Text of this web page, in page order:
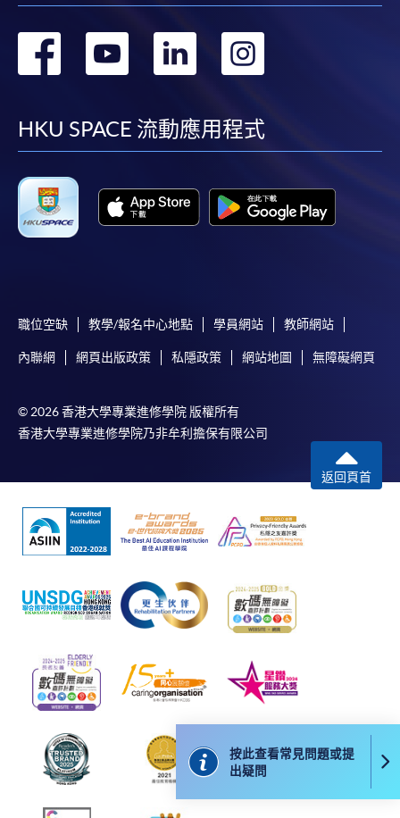
按此查看常見問題或提
出疑問
折
轉
facebook
轉
youtube
轉
linkedin
轉
HKU SPACE 流動應用程式
職位空缺 教學/報名中心地點 學員網站 教師網站
內聯網 網頁出版政策 私隱政策 網站地圖 無障礙網頁
© 2026 香港大學專業進修學院 版權所有
香港大學專業進修學院乃非牟利擔保有限公司
返回頁首